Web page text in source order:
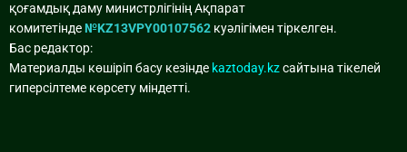
қоғамдық даму министрлігінің Ақпарат
комитетінде№KZ13VPY00107562 куәлігімен тіркелген.
Бас редактор:
Материалды көшіріп басу кезінде kaztoday.kzсайтына тікелей
гиперсілтеме көрсету міндетті.